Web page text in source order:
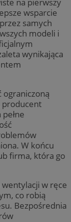
wsparcie
samych
modeli i
wynikająca
ograniczoną
producent
W końcu
firma, która go
w ręce
co robią
Bezpośrednia